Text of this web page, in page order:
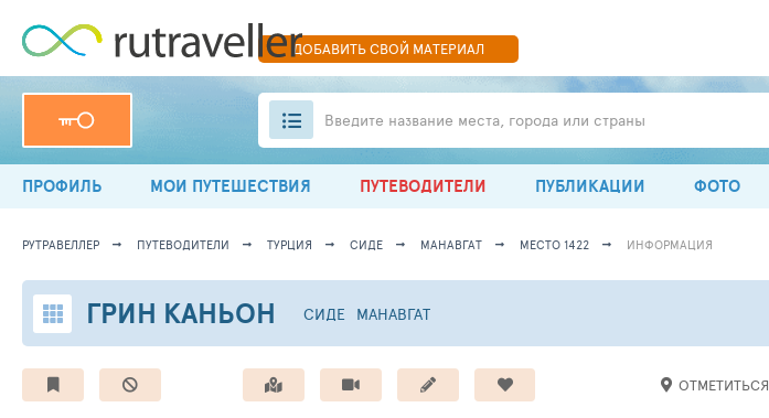
ДОБАВИТЬСВОЙ МАТЕРИАЛ
Введите название места, города или страны
ПРОФИЛЬ МОИ ПУТЕШЕСТВИЯ ПУТЕВОДИТЕЛИ ПУБЛИКАЦИИ ФОТО
РУТРАВЕЛЛЕР ПУТЕВОДИТЕЛИ ТУРЦИЯ СИДЕ МАНАВГАТ МЕСТО 1422 ИНФОРМАЦИЯ
ГРИН КАНЬОН СИДЕ МАНАВГАТ
ОТМЕТИТЬСЯ